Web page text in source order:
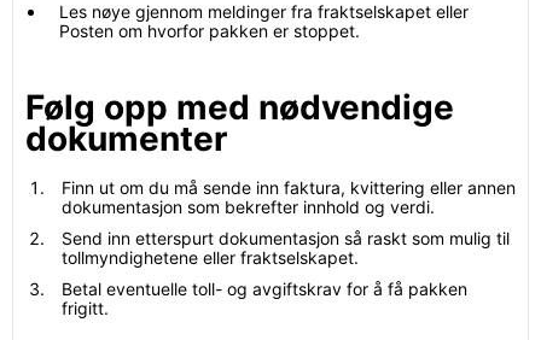
Les nøye gjennom meldinger fra fraktselskapet eller
Posten om hvorfor pakken er stoppet.
Følg opp med nødvendige
dokumenter
Finn ut om du må sende inn faktura, kvittering eller annen
dokumentasjon som bekrefter innhold og verdi.
Send inn etterspurt dokumentasjon så raskt som mulig til
tollmyndighetene eller fraktselskapet.
Betal eventuelle toll- og avgiftskrav for å få pakken
frigitt.